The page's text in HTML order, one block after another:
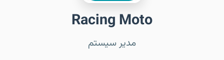
Racing Moto
مدیر سیستم